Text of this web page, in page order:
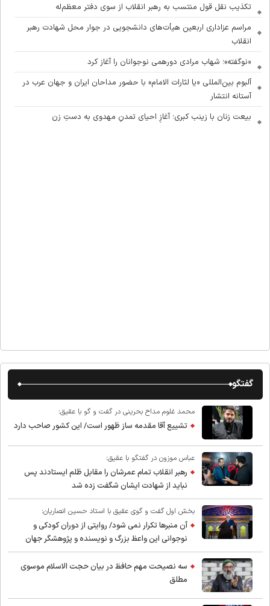
تکذیب نقل قول منتسب به رهبر انقلاب از سوی دفتر معظم‌له
مراسم عزاداری اربعین هیأت‌های دانشجویی در جوار محل شهادت رهبر
انقلاب
«نوگفته»؛ شهاب مرادی دورهمی نوجوانان را آغاز کرد
آلبوم بین‌المللی «یا لثارات الامام» با حضور مداحان ایران و جهان عرب در
آستانه انتشار
بیعت زنان با زینب کبری؛ آغازِ احیای تمدنِ مهدوی به دستِ زن
گفتگو
محمد غلوم مداح بحرینی در گفت و گو با عقیق:
تشییع آقا مقدمه ساز ظهور است/ این کشور صاحب دارد
عباس موزون در گفتگو با عقیق:
رهبر انقلاب تمام عمرشان را مقابل ظلم ایستادند پس
نباید از شهادت ایشان شگفت زده شد
بخش اول گفت و گوی عقیق با استاد حسین انصاریان:
آن منبرها تکرار نمی شود/ روایتی از دوران کودکی و
نوجوانی این واعظ بزرگ و نویسنده و پژوهشگر جهان
اسلام
سه نصیحت مهم حافظ در بیان حجت الاسلام موسوی
مطلق